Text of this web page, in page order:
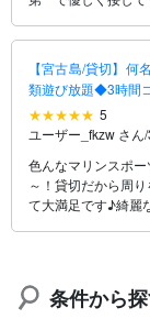
【宮古島/貸切】
類遊び放題◆3時間
5
ユーザー_fkzw さん/
色んなマリンスポ
～！貸切だから周
て大満足です♪綺麗
条件から